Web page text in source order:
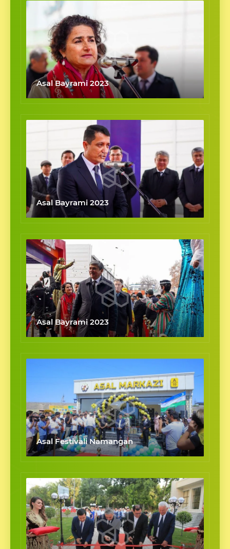
Asal Bayrami 2023
Asal Bayrami 2023
Asal Bayrami 2023
Asal Festivali Namangan